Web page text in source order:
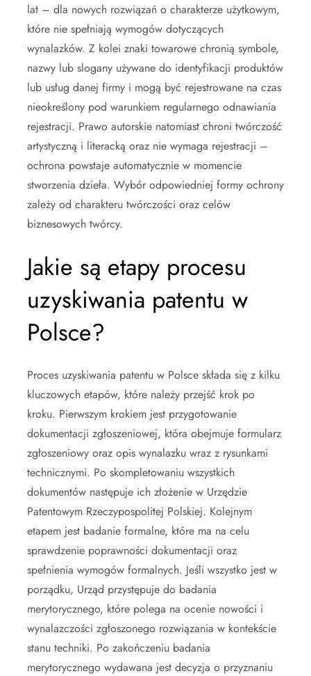
lat – dla nowych rozwiązań o charakterze użytkowym,
które nie spełniają wymogów dotyczących
wynalazków. Z kolei znaki towarowe chronią symbole,
nazwy lub slogany używane do identyfikacji produktów
lub usług danej firmy i mogą być rejestrowane na czas
nieokreślony pod warunkiem regularnego odnawiania
rejestracji. Prawo autorskie natomiast chroni twórczość
artystyczną i literacką oraz nie wymaga rejestracji –
ochrona powstaje automatycznie w momencie
stworzenia dzieła. Wybór odpowiedniej formy ochrony
zależy od charakteru twórczości oraz celów
biznesowych twórcy.
Jakie są etapy procesu
uzyskiwania patentu w
Polsce?
Proces uzyskiwania patentu w Polsce składa się z kilku
kluczowych etapów, które należy przejść krok po
kroku. Pierwszym krokiem jest przygotowanie
dokumentacji zgłoszeniowej, która obejmuje formularz
zgłoszeniowy oraz opis wynalazku wraz z rysunkami
technicznymi. Po skompletowaniu wszystkich
dokumentów następuje ich złożenie w Urzędzie
Patentowym Rzeczypospolitej Polskiej. Kolejnym
etapem jest badanie formalne, które ma na celu
sprawdzenie poprawności dokumentacji oraz
spełnienia wymogów formalnych. Jeśli wszystko jest w
porządku, Urząd przystępuje do badania
merytorycznego, które polega na ocenie nowości i
wynalazczości zgłoszonego rozwiązania w kontekście
stanu techniki. Po zakończeniu badania
merytorycznego wydawana jest decyzja o przyznaniu